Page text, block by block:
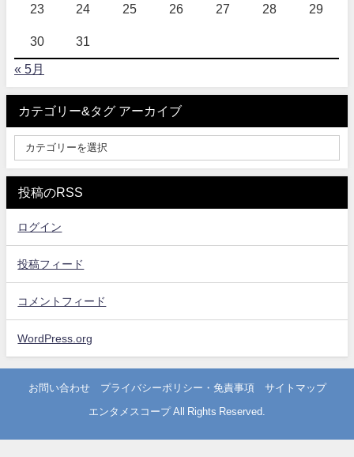
23 24 25 26 27 28 29
30 31
« 5月
カテゴリー&タグ アーカイブ
投稿のRSS
ログイン
投稿フィード
コメントフィード
WordPress.org
お問い合わせ プライバシーポリシー・免責事項 サイトマップ
エンタメスコープ All Rights Reserved.